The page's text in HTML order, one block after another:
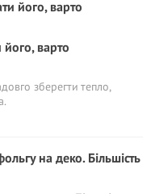
його, варто
зберегти тепло,